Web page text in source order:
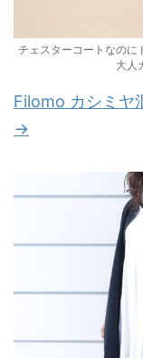
チェスターコートなのに
大人
Filomo カシミヤ
→